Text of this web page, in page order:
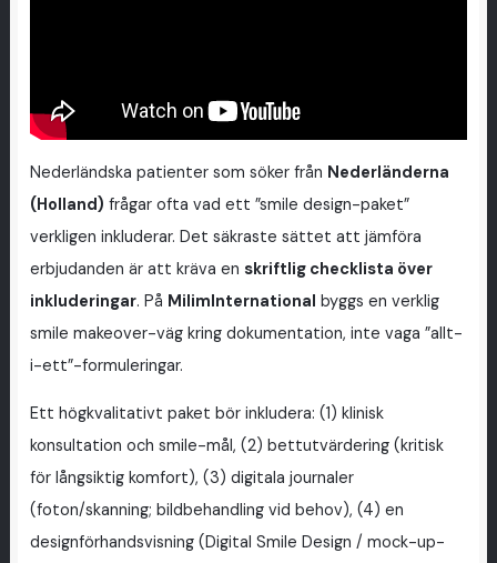
Nederländska patienter som söker från Nederländerna
(Holland) frågar ofta vad ett ”smile design-paket”
verkligen inkluderar. Det säkraste sättet att jämföra
erbjudanden är att kräva en skriftlig checklista över
inkluderingar. På MilimInternational byggs en verklig
smile makeover-väg kring dokumentation, inte vaga ”allt-
i-ett”-formuleringar.
Ett högkvalitativt paket bör inkludera: (1) klinisk
konsultation och smile-mål, (2) bettutvärdering (kritisk
för långsiktig komfort), (3) digitala journaler
(foton/skanning; bildbehandling vid behov), (4) en
designförhandsvisning (Digital Smile Design / mock-up-